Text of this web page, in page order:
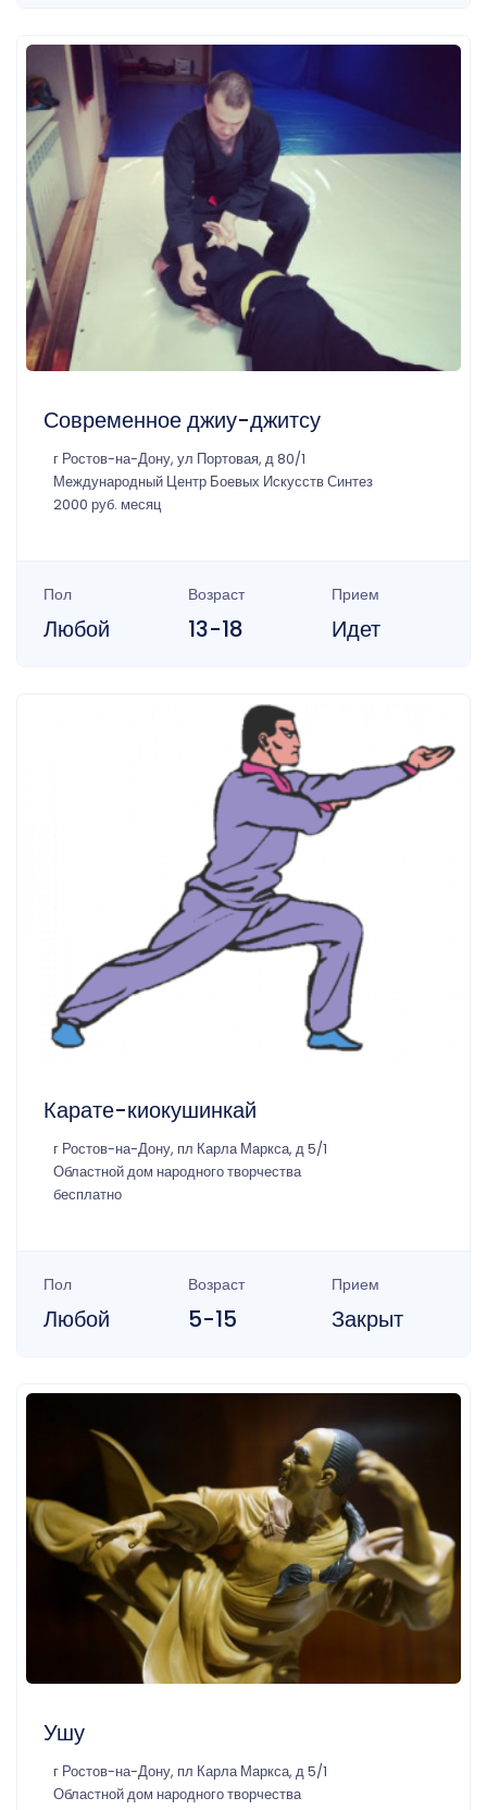
Современное джиу-джитсу
г Ростов-на-Дону, ул Портовая, д 80/1
Международный Центр Боевых Искусств Синтез
2000 руб. месяц
Пол
Любой
Возраст
13-18
Прием
Идет
Карате-киокушинкай
г Ростов-на-Дону, пл Карла Маркса, д 5/1
Областной дом народного творчества
бесплатно
Пол
Любой
Возраст
5-15
Прием
Закрыт
Ушу
г Ростов-на-Дону, пл Карла Маркса, д 5/1
Областной дом народного творчества